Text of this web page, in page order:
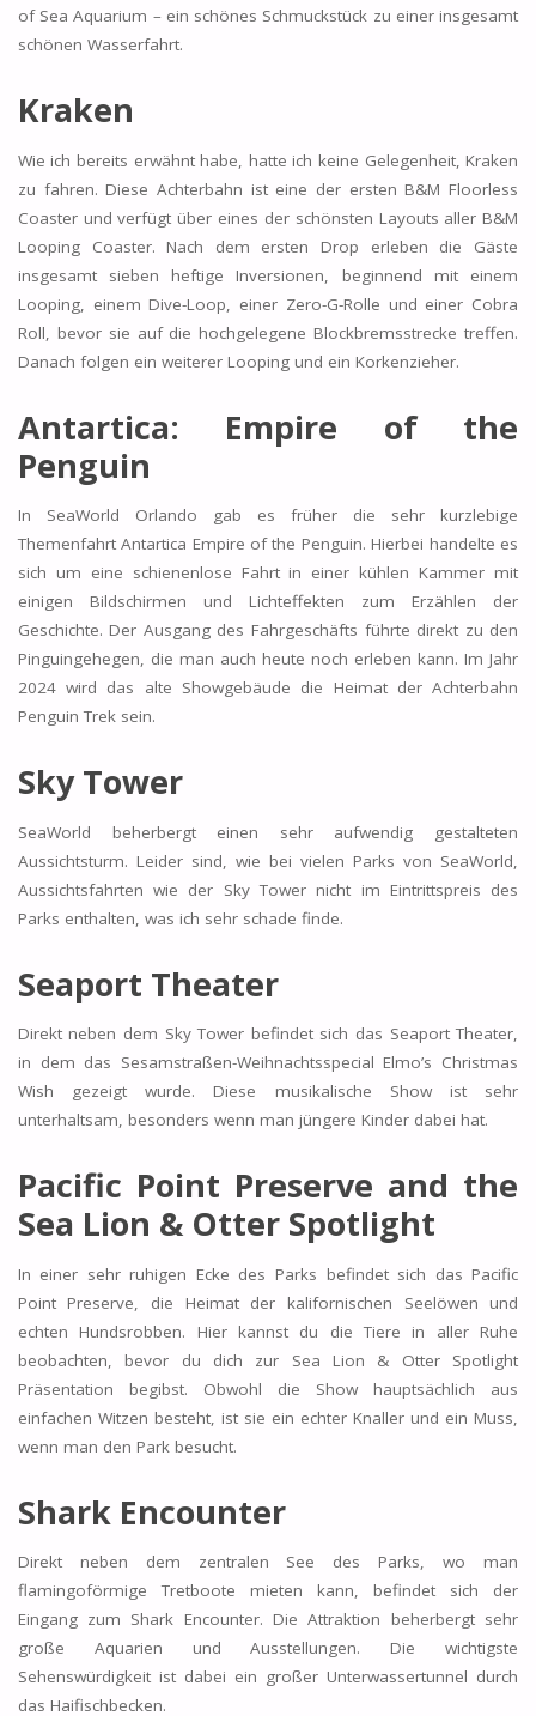
of Sea Aquarium – ein schönes Schmuckstück zu einer insgesamt
schönen Wasserfahrt.
Kraken
Wie ich bereits erwähnt habe, hatte ich keine Gelegenheit, Kraken
zu fahren. Diese Achterbahn ist eine der ersten B&M Floorless
Coaster und verfügt über eines der schönsten Layouts aller B&M
Looping Coaster. Nach dem ersten Drop erleben die Gäste
insgesamt sieben heftige Inversionen, beginnend mit einem
Looping, einem Dive-Loop, einer Zero-G-Rolle und einer Cobra
Roll, bevor sie auf die hochgelegene Blockbremsstrecke treffen.
Danach folgen ein weiterer Looping und ein Korkenzieher.
Antartica: Empire of the
Penguin
In SeaWorld Orlando gab es früher die sehr kurzlebige
Themenfahrt Antartica Empire of the Penguin. Hierbei handelte es
sich um eine schienenlose Fahrt in einer kühlen Kammer mit
einigen Bildschirmen und Lichteffekten zum Erzählen der
Geschichte. Der Ausgang des Fahrgeschäfts führte direkt zu den
Pinguingehegen, die man auch heute noch erleben kann. Im Jahr
2024 wird das alte Showgebäude die Heimat der Achterbahn
Penguin Trek sein.
Sky Tower
SeaWorld beherbergt einen sehr aufwendig gestalteten
Aussichtsturm. Leider sind, wie bei vielen Parks von SeaWorld,
Aussichtsfahrten wie der Sky Tower nicht im Eintrittspreis des
Parks enthalten, was ich sehr schade finde.
Seaport Theater
Direkt neben dem Sky Tower befindet sich das Seaport Theater,
in dem das Sesamstraßen-Weihnachtsspecial Elmo’s Christmas
Wish gezeigt wurde. Diese musikalische Show ist sehr
unterhaltsam, besonders wenn man jüngere Kinder dabei hat.
Pacific Point Preserve and the
Sea Lion & Otter Spotlight
In einer sehr ruhigen Ecke des Parks befindet sich das Pacific
Point Preserve, die Heimat der kalifornischen Seelöwen und
echten Hundsrobben. Hier kannst du die Tiere in aller Ruhe
beobachten, bevor du dich zur Sea Lion & Otter Spotlight
Präsentation begibst. Obwohl die Show hauptsächlich aus
einfachen Witzen besteht, ist sie ein echter Knaller und ein Muss,
wenn man den Park besucht.
Shark Encounter
Direkt neben dem zentralen See des Parks, wo man
flamingoförmige Tretboote mieten kann, befindet sich der
Eingang zum Shark Encounter. Die Attraktion beherbergt sehr
große Aquarien und Ausstellungen. Die wichtigste
Sehenswürdigkeit ist dabei ein großer Unterwassertunnel durch
das Haifischbecken.